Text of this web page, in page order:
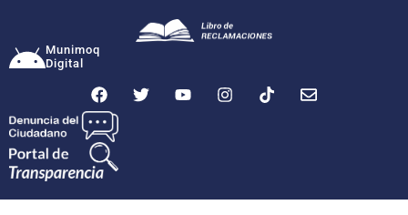
Munimoq
Digital